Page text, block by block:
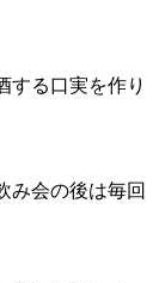
する口実を作り
み会の後は毎回